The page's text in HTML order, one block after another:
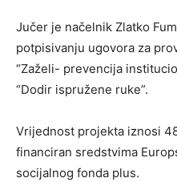
Jučer je načelnik Zlatko
potpisivanju ugovora za
“Zaželi- prevencija
“Dodir ispružene ruke”.
Vrijednost projekta iznosi
financiran sredstvima
socijalnog fonda plus.